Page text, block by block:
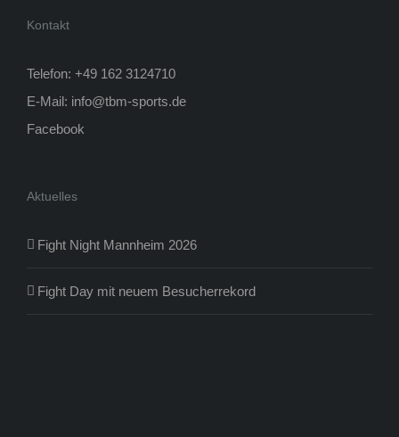
Kontakt
Telefon: +49 162 3124710
E-Mail: info@tbm-sports.de
Facebook
Aktuelles
Fight Night Mannheim 2026
Fight Day mit neuem Besucherrekord